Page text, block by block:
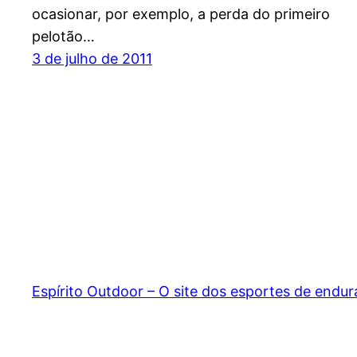
ocasionar, por exemplo, a perda do primeiro
pelotão…
3 de julho de 2011
Espírito Outdoor – O site dos esportes de